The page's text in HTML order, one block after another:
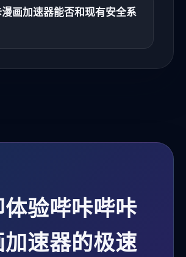
画加速器能否和现有安全系
验哔咔哔咔
速器的极速